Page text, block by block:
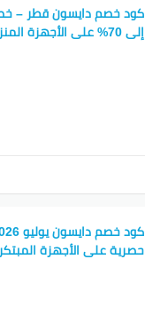
كود خصم دايسون قطر –
إلى 70% على الأجهزة المنزلية
حصرية على الأجهزة